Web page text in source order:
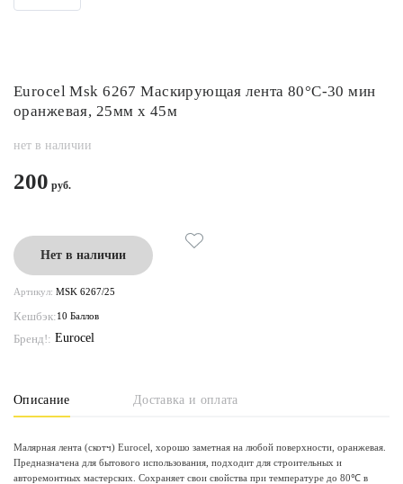
Eurocel Msk 6267 Маскирующая лента 80°C-30 мин
оранжевая, 25мм x 45м
нет в наличии
200
Нет в наличии
Артикул: MSK 6267/25
Кешбэк:10 Баллов
Бренд!: Eurocel
Описание Доставка и оплата
Малярная лента (скотч) Eurocel, хорошо заметная на любой поверхности, оранжевая.
Предназначена для бытового использования, подходит для строительных и
авторемонтных мастерских. Сохраняет свои свойства при температуре до 80℃ в